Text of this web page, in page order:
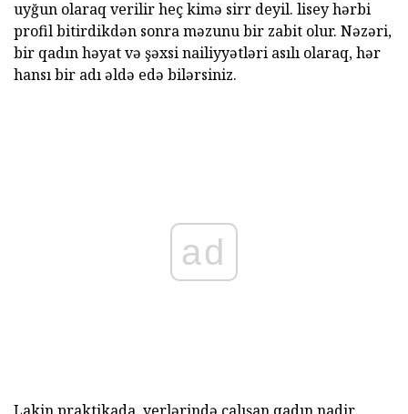
uyğun olaraq verilir heç kimə sirr deyil. lisey hərbi
profil bitirdikdən sonra məzunu bir zabit olur. Nəzəri,
bir qadın həyat və şəxsi nailiyyətləri asılı olaraq, hər
hansı bir adı əldə edə bilərsiniz.
ad